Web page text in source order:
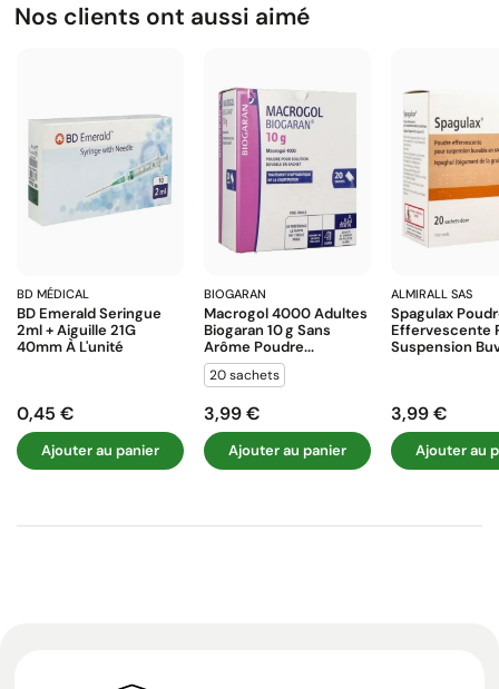
Nos clients ont aussi aimé
BD MÉDICAL
BD Emerald Seringue
2ml + Aiguille 21G
40mm À L'unité
Prix
0,45 €
Ajouter au panier
BIOGARAN
Macrogol 4000 Adultes
Biogaran 10 G Sans
Arôme Poudre...
20 sachets
Prix
3,99 €
Ajouter au panier
ALMIRALL SAS
Spagulax
Effervescente
Suspension
Prix
3,99 €
Ajouter au